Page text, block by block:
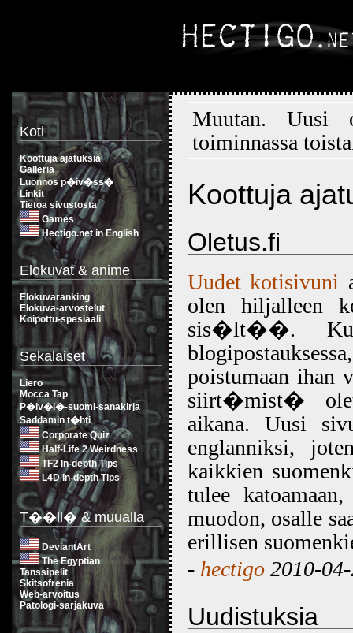
Koti
Koottuja ajatuksia
Galleria
Luonnos p�iv�ss�
Linkit
Tietoa sivustosta
Games
Hectigo.net in English
Elokuvat & anime
Elokuvaranking
Elokuva-arvostelut
Koipottu-spesiaali
Sekalaiset
Liero
Mocca Tap
P�iv�l�-suomi-sanakirja
Saddamin t�hti
Corporate Quiz
Half-Life 2 Weirdness
TF2 In-depth Tips
L4D In-depth Tips
T��ll� & muualla
DeviantArt
The Egyptian
Tanssipelit
Skitsofrenia
Web-arvoitus
Patologi-sarjakuva
Muutan.
toiminnassa
Koottuja
Oletus.fi
Uudet kotisivuni
olen hiljalleen
sis�lt��.
poistumaan
siirt�mist�
aikana. Uusi
englanniksi,
kaikkien
tulee
muodon, osalle
erillisen
- hectigo 2010-
Uudistuksia